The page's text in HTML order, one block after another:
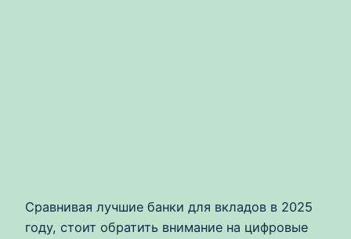
Сравнивая лучшие банки для вкладов в 2025
году, стоит обратить внимание на цифровые